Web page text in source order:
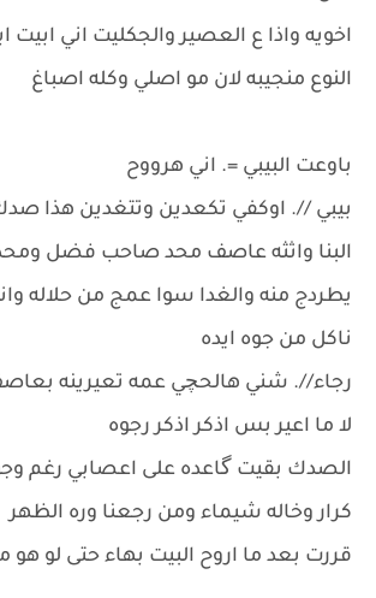
اخويه واذا ع العصير والجكليت اني ابيت
النوع منجيبه لان مو اصلي وكله اصباغ
باوعت البيبي =. اني هرووح
بيبي //. اوكفي تكعدين وتتغدين هذا
البنا واثثه عاصف محد صاحب فضل
يطردج منه والغدا سوا عمج من حلاله
ناكل من جوه ايده
رجاء//. شني هالحچي عمه تعيرينه
لا ما اعير بس اذكر اذكر رجوه
الصدك بقيت گاعده على اعصابي رغم
كرار وخاله شيماء ومن رجعنا وره الظهر
قررت بعد ما اروح البيت بهاء حتى لو هو